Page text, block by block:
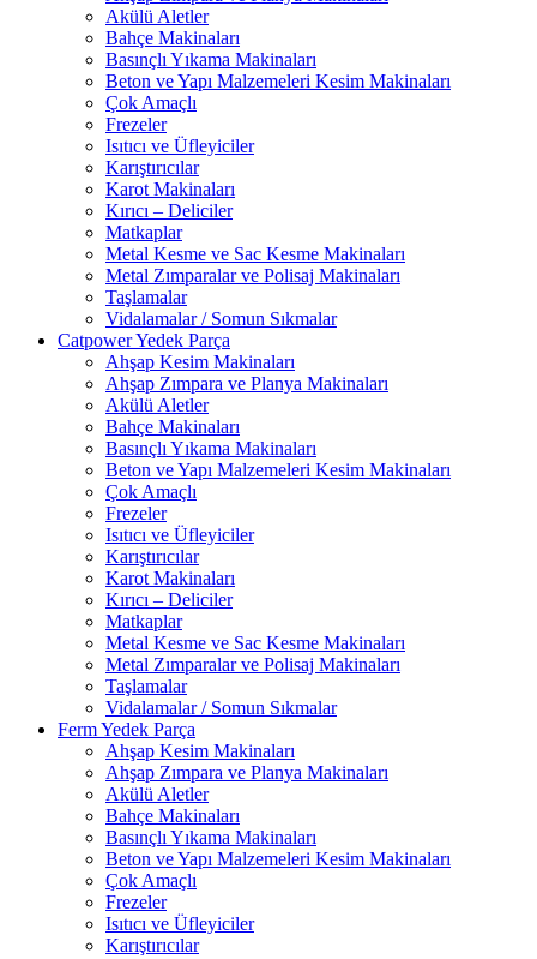
Akülü Aletler
Bahçe Makinaları
Basınçlı Yıkama Makinaları
Beton ve Yapı Malzemeleri Kesim Makinaları
Çok Amaçlı
Frezeler
Isıtıcı ve Üfleyiciler
Karıştırıcılar
Karot Makinaları
Kırıcı – Deliciler
Matkaplar
Metal Kesme ve Sac Kesme Makinaları
Metal Zımparalar ve Polisaj Makinaları
Taşlamalar
Vidalamalar / Somun Sıkmalar
Catpower Yedek Parça
Ahşap Kesim Makinaları
Ahşap Zımpara ve Planya Makinaları
Akülü Aletler
Bahçe Makinaları
Basınçlı Yıkama Makinaları
Beton ve Yapı Malzemeleri Kesim Makinaları
Çok Amaçlı
Frezeler
Isıtıcı ve Üfleyiciler
Karıştırıcılar
Karot Makinaları
Kırıcı – Deliciler
Matkaplar
Metal Kesme ve Sac Kesme Makinaları
Metal Zımparalar ve Polisaj Makinaları
Taşlamalar
Vidalamalar / Somun Sıkmalar
Ferm Yedek Parça
Ahşap Kesim Makinaları
Ahşap Zımpara ve Planya Makinaları
Akülü Aletler
Bahçe Makinaları
Basınçlı Yıkama Makinaları
Beton ve Yapı Malzemeleri Kesim Makinaları
Çok Amaçlı
Frezeler
Isıtıcı ve Üfleyiciler
Karıştırıcılar